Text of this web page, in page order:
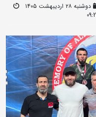
دوشنبه ۲۸ اردیبهشت ۱۴۰۵